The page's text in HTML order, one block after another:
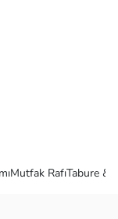
Mutfak RafıTabure &